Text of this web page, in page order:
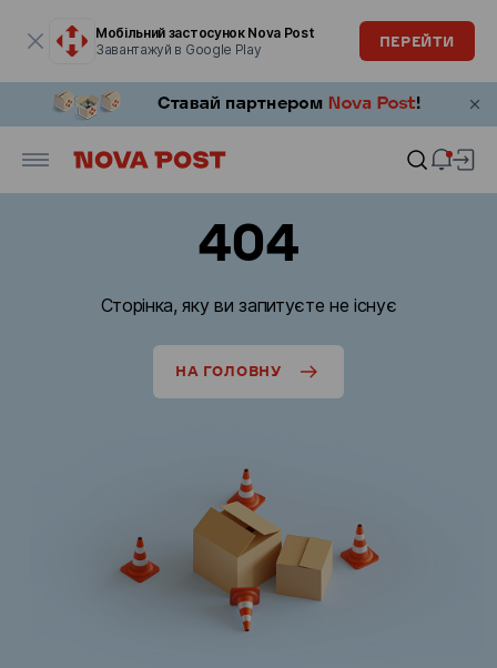
Мобільний застосунок Nova Post
Завантажуй в Google Play
ПЕРЕЙТИ
404
Сторінка, яку ви запитуєте не існує
НА ГОЛОВНУ